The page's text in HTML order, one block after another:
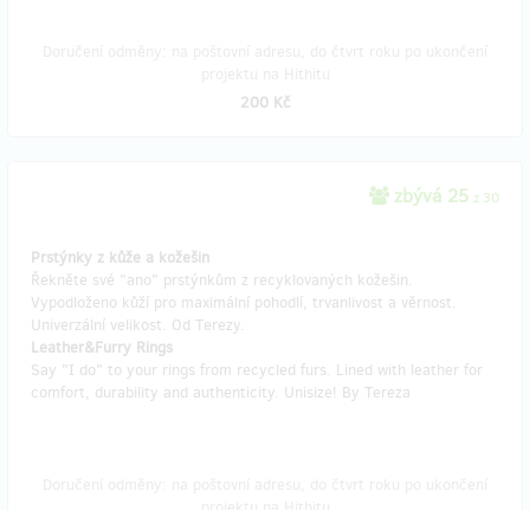
200 Kč
zbývá 25 z 30
Prstýnky z kůže a kožešin
Řekněte své "ano" prstýnkům z recyklovaných kožešin.
Vypodloženo kůží pro maximální pohodlí, trvanlivost a věrnost.
Univerzální velikost. Od Terezy.
Leather&Furry Rings
Say "I do" to your rings from recycled furs. Lined with leather for
comfort, durability and authenticity. Unisize! By Tereza